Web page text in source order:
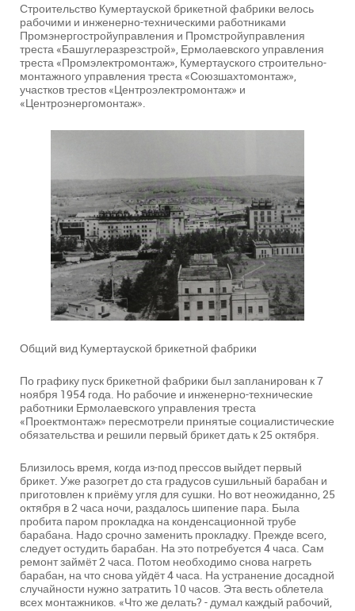
Строительство Кумертауской брикетной фабрики велось
рабочими и инженерно-техническими работниками
Промэнергостройуправления и Промстройуправления
треста «Башуглеразрезстрой», Ермолаевского управления
треста «Промэлектромонтаж», Кумертауского строительно-
монтажного управления треста «Союзшахтомонтаж»,
участков трестов «Центроэлектромонтаж» и
«Центроэнергомонтаж».
Общий вид Кумертауской брикетной фабрики
По графику пуск брикетной фабрики был запланирован к 7
ноября 1954 года. Но рабочие и инженерно-технические
работники Ермолаевского управления треста
«Проектмонтаж» пересмотрели принятые социалистические
обязательства и решили первый брикет дать к 25 октября.
Близилось время, когда из-под прессов выйдет первый
брикет. Уже разогрет до ста градусов сушильный барабан и
приготовлен к приёму угля для сушки. Но вот неожиданно, 25
октября в 2 часа ночи, раздалось шипение пара. Была
пробита паром прокладка на конденсационной трубе
барабана. Надо срочно заменить прокладку. Прежде всего,
следует остудить барабан. На это потребуется 4 часа. Сам
ремонт займёт 2 часа. Потом необходимо снова нагреть
барабан, на что снова уйдёт 4 часа. На устранение досадной
случайности нужно затратить 10 часов. Эта весть облетела
всех монтажников. «Что же делать? - думал каждый рабочий,